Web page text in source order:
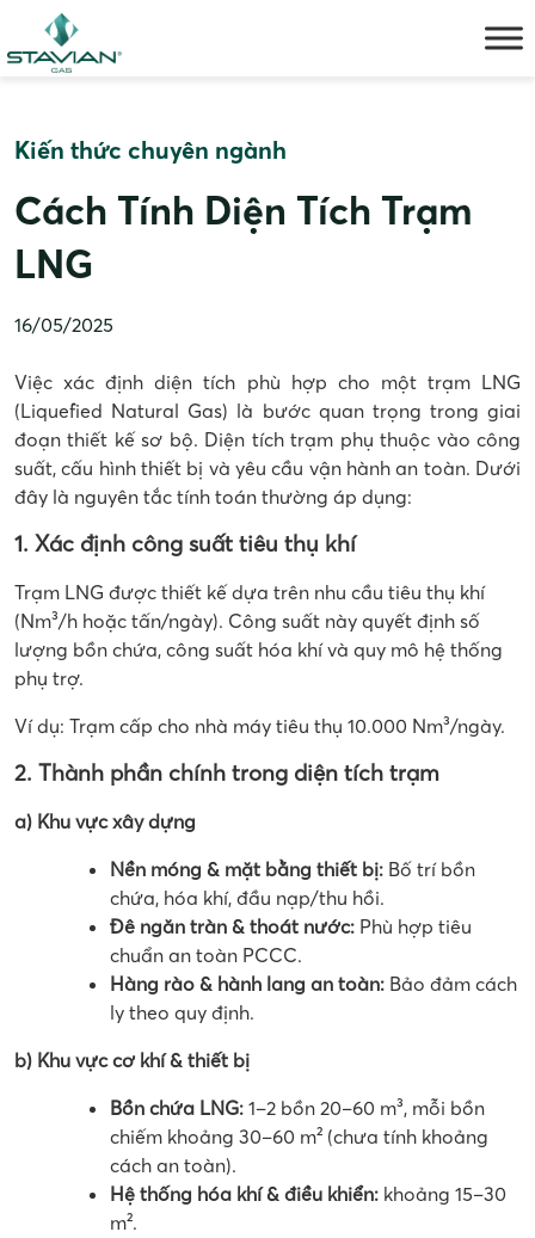
content
Kiến thức chuyên ngành
Cách Tính Diện Tích Trạm
LNG
16/05/2025
Việc xác định diện tích phù hợp cho một trạm LNG
(Liquefied Natural Gas) là bước quan trọng trong giai
đoạn thiết kế sơ bộ. Diện tích trạm phụ thuộc vào công
suất, cấu hình thiết bị và yêu cầu vận hành an toàn. Dưới
đây là nguyên tắc tính toán thường áp dụng:
1. Xác định công suất tiêu thụ khí
Trạm LNG được thiết kế dựa trên nhu cầu tiêu thụ khí
(Nm³/h hoặc tấn/ngày). Công suất này quyết định số
lượng bồn chứa, công suất hóa khí và quy mô hệ thống
phụ trợ.
Ví dụ: Trạm cấp cho nhà máy tiêu thụ 10.000 Nm³/ngày.
2. Thành phần chính trong diện tích trạm
a) Khu vực xây dựng
Nền móng & mặt bằng thiết bị: Bố trí bồn
chứa, hóa khí, đầu nạp/thu hồi.
Đê ngăn tràn & thoát nước: Phù hợp tiêu
chuẩn an toàn PCCC.
Hàng rào & hành lang an toàn: Bảo đảm cách
ly theo quy định.
b) Khu vực cơ khí & thiết bị
Bồn chứa LNG: 1–2 bồn 20–60 m³, mỗi bồn
chiếm khoảng 30–60 m² (chưa tính khoảng
cách an toàn).
Hệ thống hóa khí & điều khiển: khoảng 15–30
m².